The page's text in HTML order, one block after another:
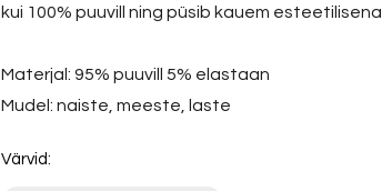
kui 100% puuvill ning püsib kauem esteetilisena
Materjal: 95% puuvill 5% elastaan
Mudel: naiste, meeste, laste
Värvid: